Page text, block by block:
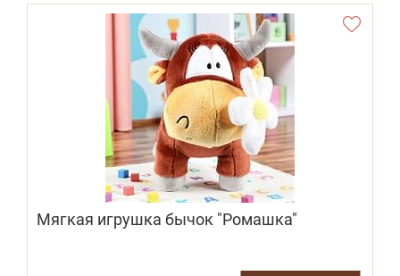
Мягкая игрушка бычок "Ромашка"